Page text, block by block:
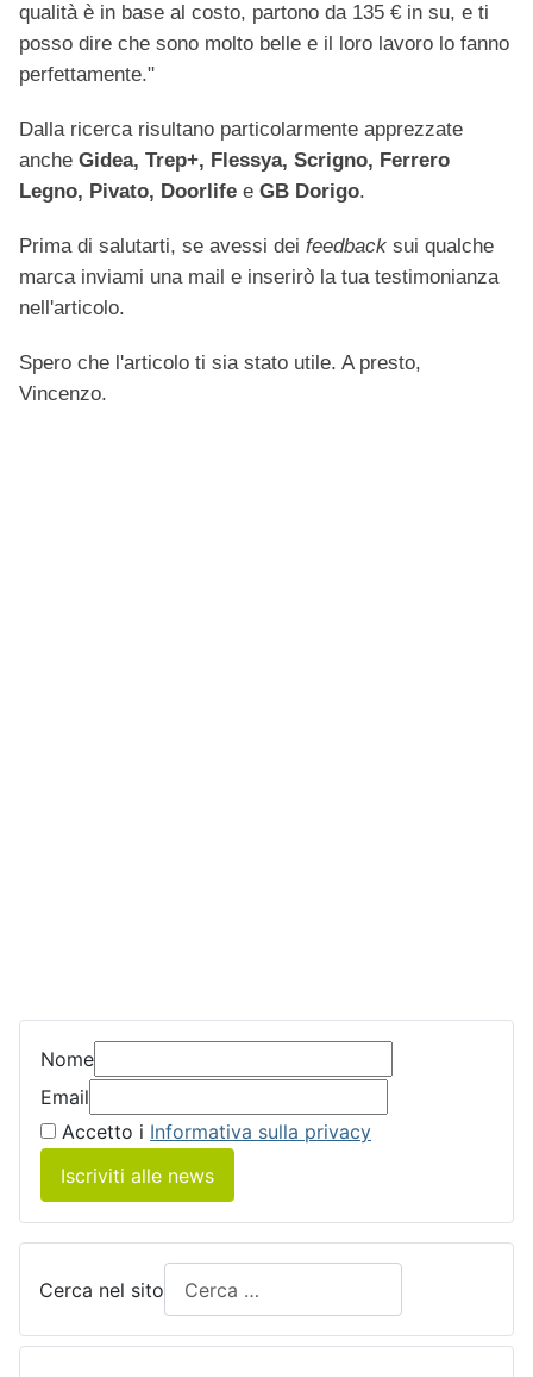
qualità è in base al costo, partono da 135 € in su, e ti
posso dire che sono molto belle e il loro lavoro lo fanno
perfettamente."
Dalla ricerca risultano particolarmente apprezzate
anche Gidea, Trep+, Flessya, Scrigno, Ferrero
Legno, Pivato, Doorlife e GB Dorigo.
Prima di salutarti, se avessi dei feedback sui qualche
marca inviami una mail e inserirò la tua testimonianza
nell'articolo.
Spero che l'articolo ti sia stato utile. A presto,
Vincenzo.
Nome
Email
Accetto i Informativa sulla privacy
Iscriviti alle news
Cerca nel sito